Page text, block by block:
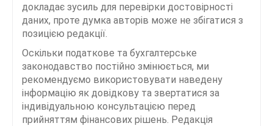
докладає зусиль для перевірки достовірності
даних, проте думка авторів може не збігатися з
позицією редакції.
Оскільки податкове та бухгалтерське
законодавство постійно змінюється, ми
рекомендуємо використовувати наведену
інформацію як довідкову та звертатися за
індивідуальною консультацією перед
прийняттям фінансових рішень. Редакція